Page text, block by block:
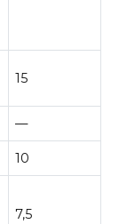
15
—
10
7,5